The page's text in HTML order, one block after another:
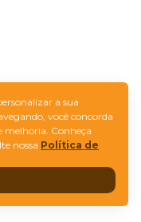
a sua
você concorda
melhoria. Conheça
nossa Política de